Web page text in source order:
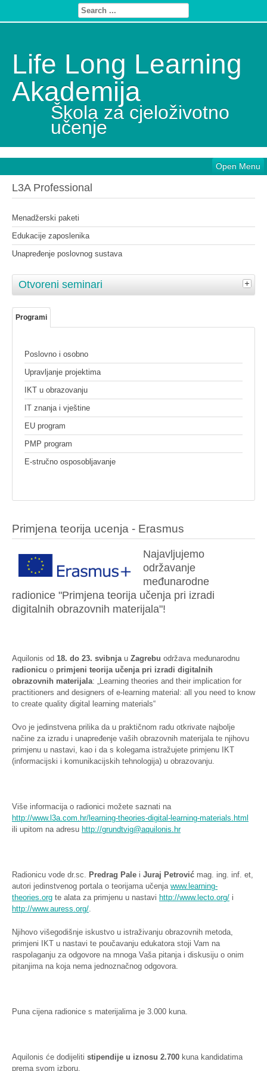
Life Long Learning
Akademija
Škola za cjeloživotno
učenje
Open Menu
L3A Professional
Menadžerski paketi
Edukacije zaposlenika
Unapređenje poslovnog sustava
Otvoreni seminari
Programi
Poslovno i osobno
Upravljanje projektima
IKT u obrazovanju
IT znanja i vještine
EU program
PMP program
E-stručno osposobljavanje
Primjena teorija ucenja - Erasmus
Najavljujemo
održavanje
međunarodne
radionice "Primjena teorija učenja pri izradi
digitalnih obrazovnih materijala"!
Aquilonis od 18. do 23. svibnjau Zagrebu održava međunarodnu
radionicu o primjeni teorija učenja pri izradi digitalnih
obrazovnih materijala: „Learning theories and their implication for
practitioners and designers of e-learning material: all you need to know
to create quality digital learning materials“
Ovo je jedinstvena prilika da u praktičnom radu otkrivate najbolje
načine za izradu i unapređenje vaših obrazovnih materijala te njihovu
primjenu u nastavi kao i da s kolegama istražujete primjenu IKT
(informacijski i komunikacijskih tehnologija) u obrazovanju
Više informacija o radionici možete saznati na
http://www.l3a.com.hr/learning-theories-digital-learning-materials.html
ili upitom na adresu http://grundtvig@aquilonis.hr
Radionicu vode dr.sc. Predrag Pale i Juraj Petrović mag. ing. inf. et,
autori jedinstvenog portala o teorijama učenja www.learning-
theories.org te alata za primjenu u nastavi http://www.lecto.org/ i
http://www.auress.org/.
Njihovo višegodišnje iskustvo u istraživanju obrazovnih metoda,
primjeni IKT u nastavi te poučavanju edukatora stoji Vam na
raspolaganju za odgovore na mnoga Vaša pitanja i diskusiju o onim
pitanjima na koja nema jednoznačnog odgovora.
Puna cijena radionice s materijalima je 3.000 kuna.
Aquilonis će dodijeliti stipendije u iznosu 2.700 kuna kandidatima
prema svom izboru.